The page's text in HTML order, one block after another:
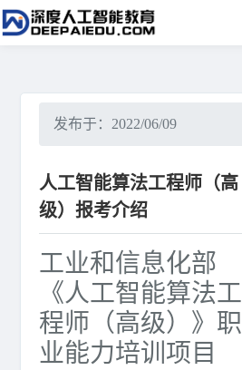
发布于：2022/06/09
人工智能算法工程师（高
级）报考介绍
工业和信息化部
《人工智能算法工
程师（高级）》职
业能力培训项目